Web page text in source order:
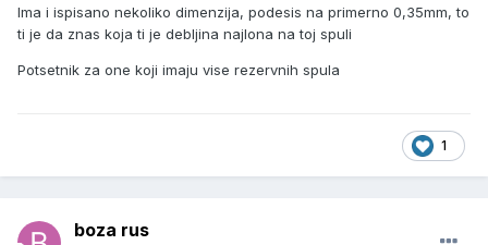
Ima i ispisano nekoliko dimenzija, podesis na primerno 0,35mm, to
ti je da znas koja ti je debljina najlona na toj spuli
Potsetnik za one koji imaju vise rezervnih spula
1
boza rus